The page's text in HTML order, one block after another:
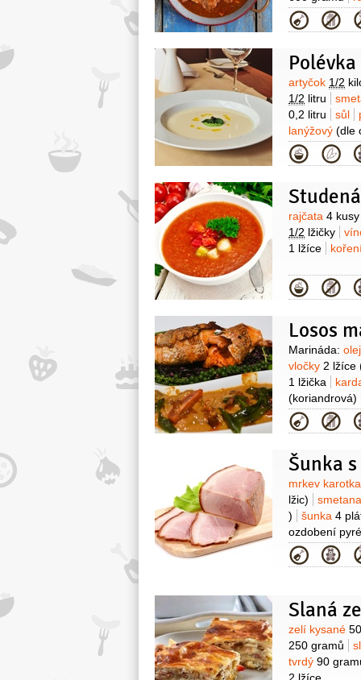
artyčok 1/2
1/2 litru
0,2 litru
sůl
lanýžový (dle
rajčata 4 kusy
1/2 lžičky
1 lžíce
Losos
Marináda:
vločky 2 lžíce
1 lžička
(koriandrová)
(uvařený)
(nasekaná
(filátka)
(nasekaná)
Na 4 porce:
Šunka
mrkev karotka
lžic)
)
šunka 4
ozdobení
(nakrájená
Slaná
zelí kysané
250 gramů
tvrdý 90
2 lžíce